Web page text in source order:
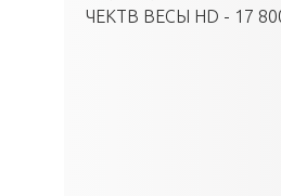
ЧЕКТВ ВЕСЫ HD - 17